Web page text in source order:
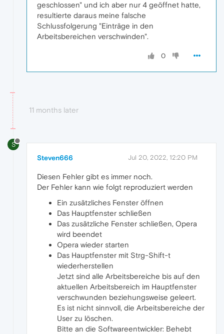
geschlossen" und ich aber nur 4 geöffnet hatte,
resultierte daraus meine falsche
Schlussfolgerung "Einträge in den
Arbeitsbereichen verschwinden".
0
11 months later
S
Steven666 Jul 20, 2022, 12:20 PM
Diesen Fehler gibt es immer noch.
Der Fehler kann wie folgt reproduziert werden
Ein zusätzliches Fenster öffnen
Das Hauptfenster schließen
Das zusätzliche Fenster schließen, Opera
wird beendet
Opera wieder starten
Das Hauptfenster mit Strg-Shift-t
wiederherstellen
Jetzt sind alle Arbeitsbereiche bis auf den
aktuellen Arbeitsbereich im Hauptfenster
verschwunden beziehungsweise geleert.
Es ist nicht sinnvoll, die Arbeitsbereiche der
User zu löschen.
Bitte an die Softwareentwickler: Behebt